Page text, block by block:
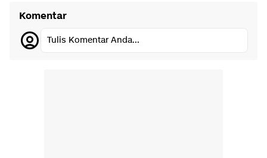
Komentar
Tulis Komentar Anda...